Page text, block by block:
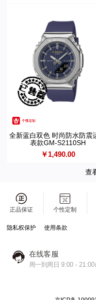
全新蓝白双色 时尚防水防震
表款GM-S2110SH
￥1,490.00
查
正品保证 个性定制
隐私权保护 使用条款
在线客服
周一到周日 9:00 -